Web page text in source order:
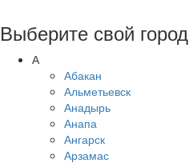
Выберите свой город
А
Абакан
Альметьевск
Анадырь
Анапа
Ангарск
Арзамас